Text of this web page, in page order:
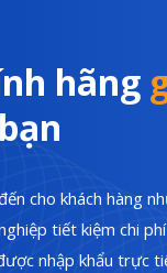
hãng
cho khách hàng
tiết kiệm chi
nhập khẩu trực